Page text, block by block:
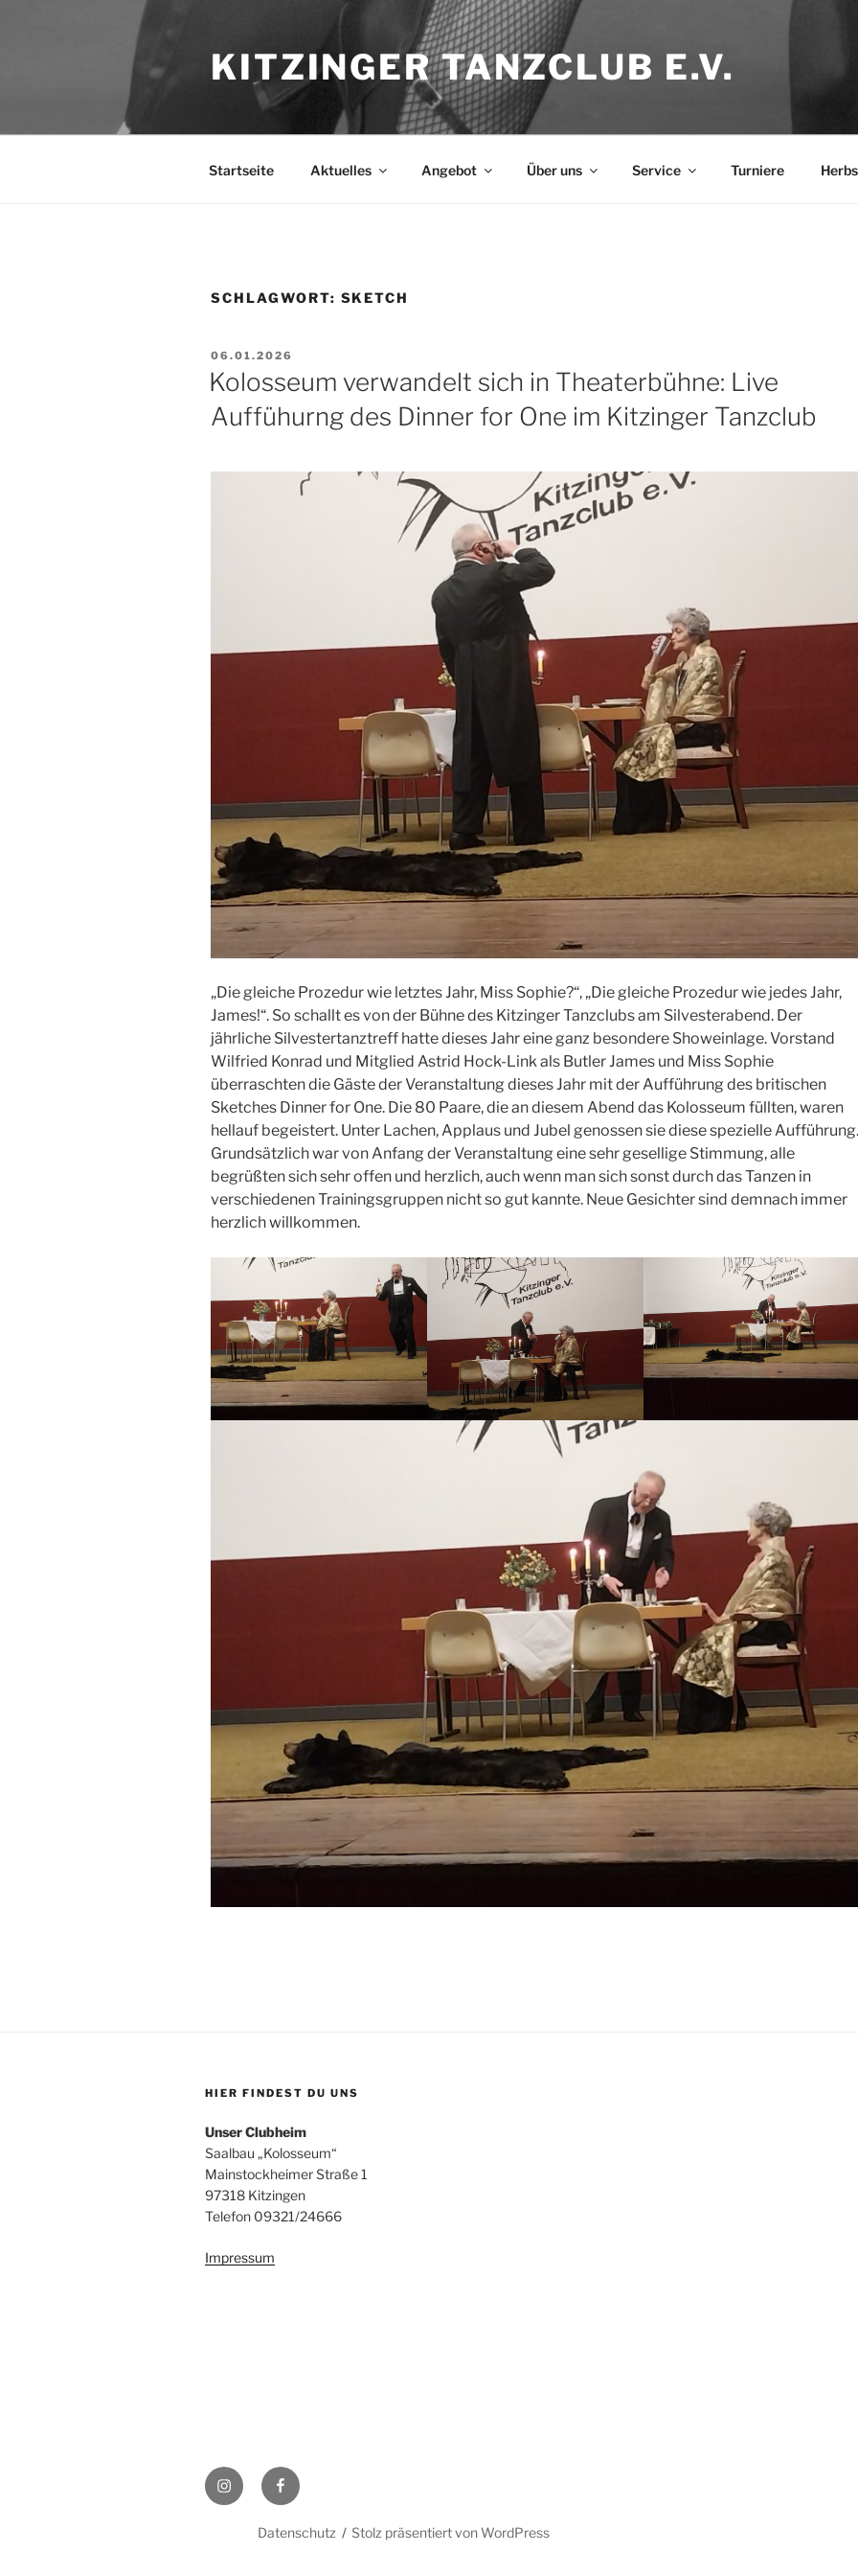
KITZINGER TANZCLUB E.V.
Startseite Aktuelles Angebot Über uns Service Turniere
SCHLAGWORT: SKETCH
VERÖFFENTLICHT
AM
06.01.2026
Kolosseum verwandelt sich in Theaterbühne: Live
Auffühurng des Dinner for One im Kitzinger Tanzclub
„Die gleiche Prozedur wie letztes Jahr, Miss Sophie?“, „Die gleiche Prozedur wie jedes Jahr,
James!“. So schallt es von der Bühne des Kitzinger Tanzclubs am Silvesterabend. Der
jährliche Silvestertanztreff hatte dieses Jahr eine ganz besondere Showeinlage. Vorstand
Wilfried Konrad und Mitglied Astrid Hock-Link als Butler James und Miss Sophie
überraschten die Gäste der Veranstaltung dieses Jahr mit der Aufführung des britischen
Sketches Dinner for One. Die 80 Paare, die an diesem Abend das Kolosseum füllten, waren
hellauf begeistert. Unter Lachen, Applaus und Jubel genossen sie diese spezielle Aufführung.
Grundsätzlich war von Anfang der Veranstaltung eine sehr gesellige Stimmung, alle
begrüßten sich sehr offen und herzlich, auch wenn man sich sonst durch das Tanzen in
verschiedenen Trainingsgruppen nicht so gut kannte. Neue Gesichter sind demnach immer
herzlich willkommen.
HIER FINDEST DU UNS
Unser Clubheim
Saalbau „Kolosseum“
Mainstockheimer Straße 1
97318 Kitzingen
Telefon 09321/24666
Impressum
InstagramFacebook
Datenschutz Stolz präsentiert von WordPress